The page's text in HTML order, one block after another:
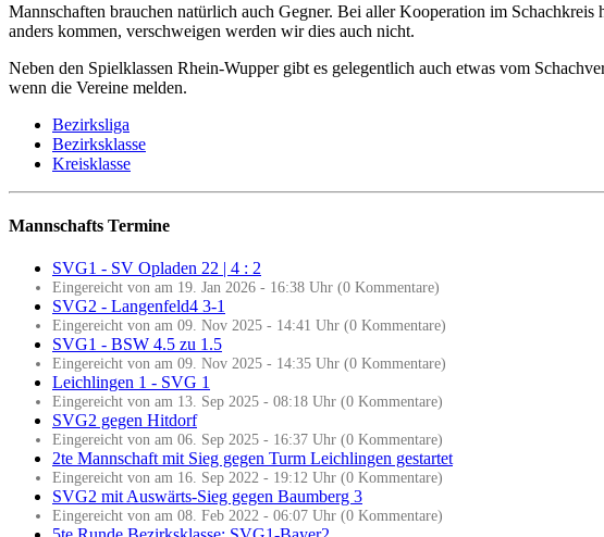
Mannschaften brauchen natürlich auch Gegner. Bei aller Kooperation im
anders kommen, verschweigen werden wir dies auch nicht.
Neben den Spielklassen Rhein-Wupper gibt es gelegentlich auch etwas vom
wenn die Vereine melden.
Bezirksliga
Bezirksklasse
Kreisklasse
Mannschafts Termine
SVG1 - SV Opladen 22 | 4 : 2
Eingereicht von am 19. Jan 2026 - 16:38 Uhr (0 Kommentare)
SVG2 - Langenfeld4 3-1
Eingereicht von am 09. Nov 2025 - 14:41 Uhr (0 Kommentare)
SVG1 - BSW 4.5 zu 1.5
Eingereicht von am 09. Nov 2025 - 14:35 Uhr (0 Kommentare)
Leichlingen 1 - SVG 1
Eingereicht von am 13. Sep 2025 - 08:18 Uhr (0 Kommentare)
SVG2 gegen Hitdorf
Eingereicht von am 06. Sep 2025 - 16:37 Uhr (0 Kommentare)
2te Mannschaft mit Sieg gegen Turm Leichlingen gestartet
Eingereicht von am 16. Sep 2022 - 19:12 Uhr (0 Kommentare)
SVG2 mit Auswärts-Sieg gegen Baumberg 3
Eingereicht von am 08. Feb 2022 - 06:07 Uhr (0 Kommentare)